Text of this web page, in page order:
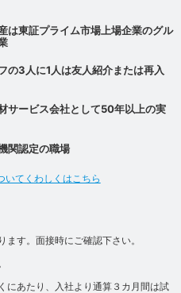
は東証プライム市場上場企業のグル
の3人に1人は友人紹介または再入
サービス会社として50年以上の実
関認定の職場
いてくわしくはこちら
す。面接時にご確認下さい。
にあたり、入社より通算３カ月間は試